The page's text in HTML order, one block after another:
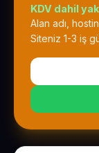
KDV dahil
Alan adı,
Siteniz 1-3 iş